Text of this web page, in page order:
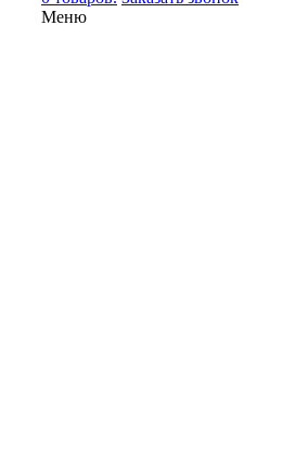
Меню